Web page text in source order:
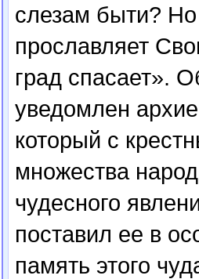
слезам быти?
прославляет
град спасает».
уведомлен
который с
множества
чудесного
поставил ее в
память этого